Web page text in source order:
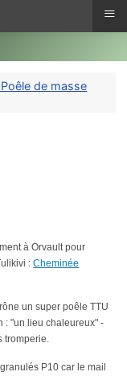
de masse
à Orvault pour
:Cheminée
un super poêle TTU
: "un lieu chaleureux" -
tromperie.
P10 car le mail
≡